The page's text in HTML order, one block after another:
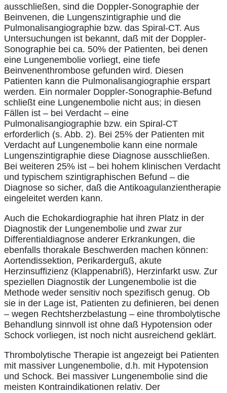
ausschließen, sind die Doppler-Sonographie der
Beinvenen, die Lungenszintigraphie und die
Pulmonalisangiographie bzw. das Spiral-CT. Aus
Untersuchungen ist bekannt, daß mit der Doppler-
Sonographie bei ca. 50% der Patienten, bei denen
eine Lungenembolie vorliegt, eine tiefe
Beinvenenthrombose gefunden wird. Diesen
Patienten kann die Pulmonalisangiographie erspart
werden. Ein normaler Doppler-Sonographie-Befund
schließt eine Lungenembolie nicht aus; in diesen
Fällen ist – bei Verdacht – eine
Pulmonalisangiographie bzw. ein Spiral-CT
erforderlich (s. Abb. 2). Bei 25% der Patienten mit
Verdacht auf Lungenembolie kann eine normale
Lungenszintigraphie diese Diagnose ausschließen.
Bei weiteren 25% ist – bei hohem klinischen Verdacht
und typischem szintigraphischen Befund – die
Diagnose so sicher, daß die Antikoagulanzientherapie
eingeleitet werden kann.
Auch die Echokardiographie hat ihren Platz in der
Diagnostik der Lungenembolie und zwar zur
Differentialdiagnose anderer Erkrankungen, die
ebenfalls thorakale Beschwerden machen können:
Aortendissektion, Perikarderguß, akute
Herzinsuffizienz (Klappenabriß), Herzinfarkt usw. Zur
speziellen Diagnostik der Lungenembolie ist die
Methode weder sensitiv noch spezifisch genug. Ob
sie in der Lage ist, Patienten zu definieren, bei denen
– wegen Rechtsherzbelastung – eine thrombolytische
Behandlung sinnvoll ist ohne daß Hypotension oder
Schock vorliegen, ist noch nicht ausreichend geklärt.
Thrombolytische Therapie ist angezeigt bei Patienten
mit massiver Lungenembolie, d.h. mit Hypotension
und Schock. Bei massiver Lungenembolie sind die
meisten Kontraindikationen relativ. Der